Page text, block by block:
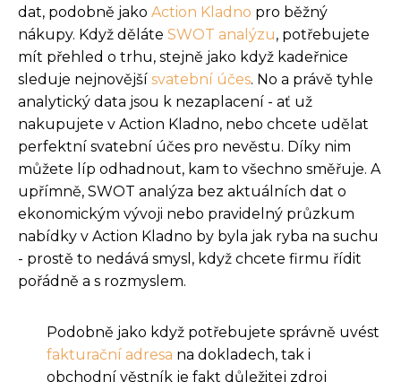
dat, podobně jako Action Kladno pro běžný
nákupy. Když děláte SWOT analýzu, potřebujete
mít přehled o trhu, stejně jako když kadeřnice
sleduje nejnovější svatební účes. No a právě tyhle
analytický data jsou k nezaplacení - ať už
nakupujete v Action Kladno, nebo chcete udělat
perfektní svatební účes pro nevěstu. Díky nim
můžete líp odhadnout, kam to všechno směřuje. A
upřímně, SWOT analýza bez aktuálních dat o
ekonomickým vývoji nebo pravidelný průzkum
nabídky v Action Kladno by byla jak ryba na suchu
- prostě to nedává smysl, když chcete firmu řídit
pořádně a s rozmyslem.
Podobně jako když potřebujete správně uvést
fakturační adresa na dokladech, tak i
obchodní věstník je fakt důležitej zdroj